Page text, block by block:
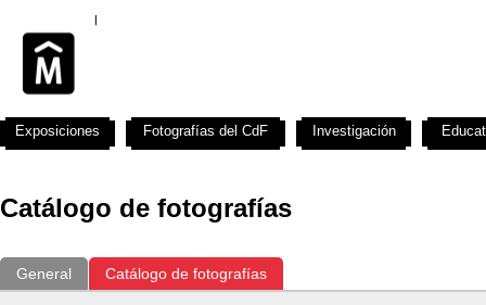
Catálogo de fotografías
General Catálogo de fotografías
Exposiciones Fotografías del CdF Investigación